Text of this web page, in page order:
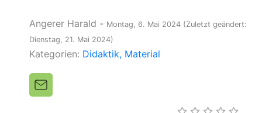
Angerer Harald - Montag, 6. Mai 2024 (Zuletzt geändert:
Dienstag, 21. Mai 2024)
Kategorien: Didaktik Material